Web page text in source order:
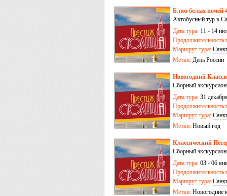
Блюз белых ночей
Автобусный тур в
Дата тура: 11 - 14
Продолжительность
Маршрут тура:
Метки: День России
Новогодний
Сборный
Дата тура: 31
Продолжительность
Маршрут тура:
Метки: Новый год
Классический
Сборный
Дата тура: 03 - 06
Продолжительность
Маршрут тура:
Метки: Новогодние